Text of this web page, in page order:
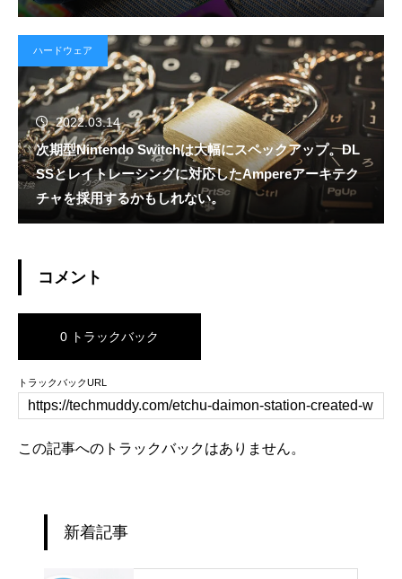
ハードウェア
2022.03.14
次期型Nintendo Switchは大幅にスペックアップ。DL
SSとレイトレーシングに対応したAmpereアーキテク
チャを採用するかもしれない。
コメント
0 トラックバック
トラックバックURL
この記事へのトラックバックはありません。
新着記事